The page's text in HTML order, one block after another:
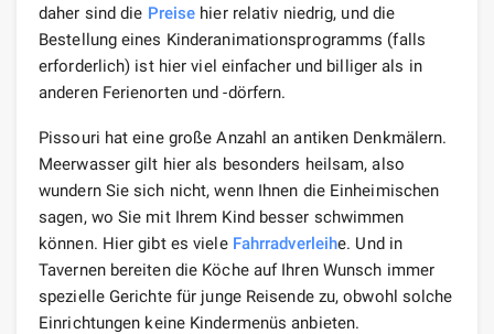
daher sind die Preise hier relativ niedrig, und die
Bestellung eines Kinderanimationsprogramms (falls
erforderlich) ist hier viel einfacher und billiger als in
anderen Ferienorten und -dörfern.
Pissouri hat eine große Anzahl an antiken Denkmälern.
Meerwasser gilt hier als besonders heilsam, also
wundern Sie sich nicht, wenn Ihnen die Einheimischen
sagen, wo Sie mit Ihrem Kind besser schwimmen
können. Hier gibt es viele Fahrradverleihe. Und in
Tavernen bereiten die Köche auf Ihren Wunsch immer
spezielle Gerichte für junge Reisende zu, obwohl solche
Einrichtungen keine Kindermenüs anbieten.